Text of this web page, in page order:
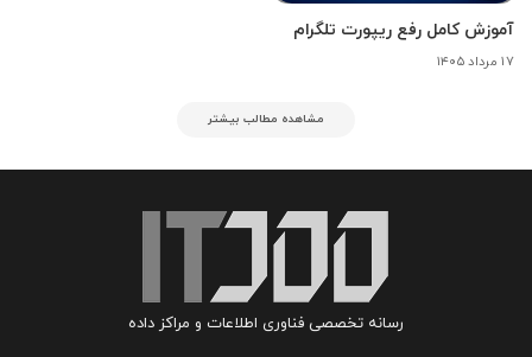
آموزش کامل رفع ریپورت تلگرام
۱۷ مرداد ۱۴۰۵
مشاهده مطالب بیشتر
رسانه تخصصی فناوری اطلاعات و مراکز داده